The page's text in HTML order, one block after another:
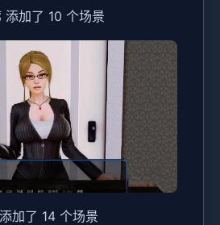
加了 10 个场景
加了 14 个场景